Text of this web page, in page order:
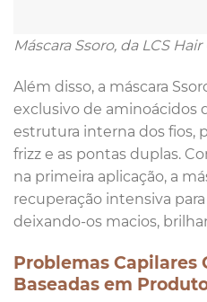
Máscara Ssoro, da LCS
Além disso, a máscara
exclusivo de aminoácidos
estrutura interna dos fios,
frizz e as pontas duplas.
na primeira aplicação, a
recuperação intensiva
deixando-os macios,
Problemas Capilares
Baseadas em